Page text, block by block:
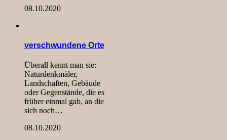
08.10.2020
verschwundene Orte
Überall kennt man sie:
Naturdenkmäler,
Landschaften, Gebäude
oder Gegenstände, die es
früher einmal gab, an die
sich noch…
08.10.2020